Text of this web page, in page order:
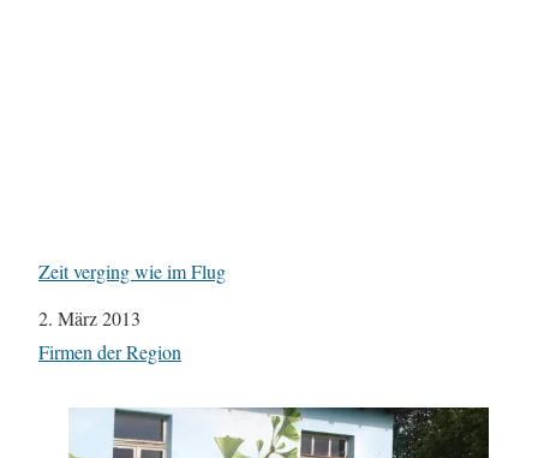
Zeit verging wie im Flug
Datum
2. März 2013
In Bezug auf
Firmen der Region